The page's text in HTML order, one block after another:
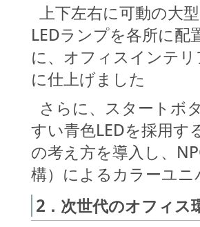
上下左右に可動の大
LEDランプを各所に
に、オフィスインテ
に仕上げました
さらに、スタートボ
すい青色LEDを採用
の考え方を導入し、
構）によるカラーユ
2．次世代のオフィス